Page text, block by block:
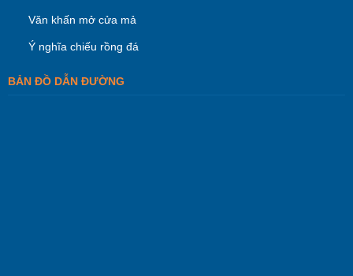
Văn khấn mở cửa mả
Ý nghĩa chiếu rồng đá
BẢN ĐỒ DẪN ĐƯỜNG